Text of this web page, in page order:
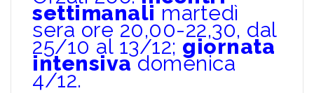
settimanali martedì
sera ore 20,00-22,30, dal
25/10 al 13/12; giornata
intensivadomenica
4/12.